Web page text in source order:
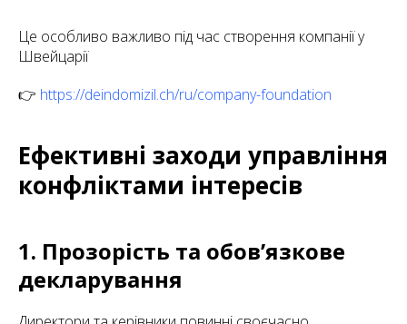
Це особливо важливо під час створення компанії у
Швейцарії
👉 https://deindomizil.ch/ru/company-foundation
Ефективні заходи управління
конфліктами інтересів
1. Прозорість та обов’язкове
декларування